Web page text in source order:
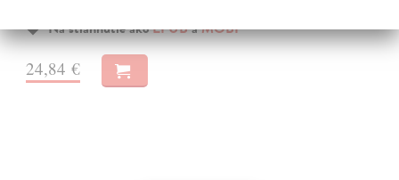
Na stiahnutie akoEPUBaMOBI
24,84 €